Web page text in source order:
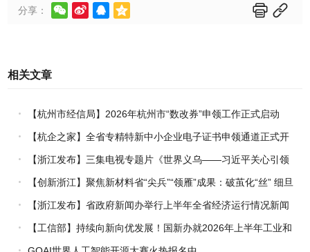
分享：      
相关文章
【杭州市经信局】2026年杭州市“数改券”申领工作正式启动
【杭企之家】全省专精特新中小企业电子证书申领通道正式开
通
【浙江发布】三集电视专题片《世界义乌——习近平关心引领
义乌发展》热播上线
【创新浙江】聚焦新材料省“尖兵”“领雁”成果：破茧化“丝” 细旦
PPS纤维的国产突围战
【浙江发布】省政府新闻办举行上半年全省经济运行情况新闻
发布会【工信部】持续向新向优发展！国新办就2026年上半年工业和
信息化发展情况举行新闻发布会